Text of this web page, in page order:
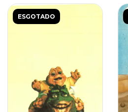
ESGOTADO